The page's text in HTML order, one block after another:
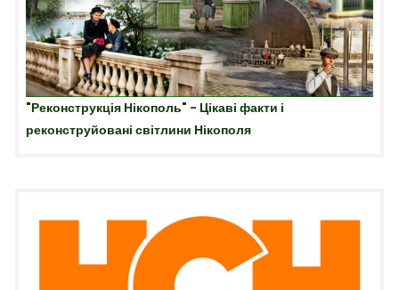
"Реконструкція Нікополь" - Цікаві факти і
реконструйовані світлини Нікополя